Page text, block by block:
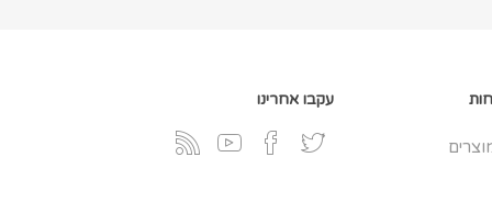
עקבו אחרינו